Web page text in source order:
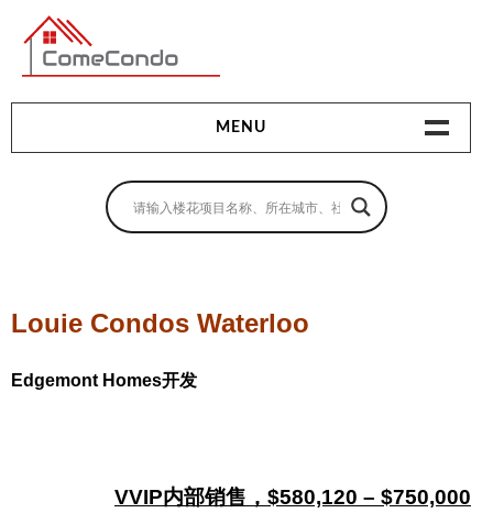
多伦多最新最全的楼花搜索引擎
MENU
地产相关
卖房指南
贷款指南
Louie Condos Waterloo
Edgemont Homes开发
VVIP内部销售，$580,120 – $750,000